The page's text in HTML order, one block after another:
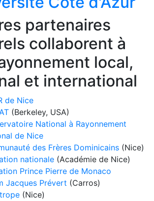
partenaires
collaborent à
local,
et international
de Nice
(Berkeley, USA)
National à Rayonnement
de Nice
des Frères Dominicains (Nice)
nationale (Académie de Nice)
Prince Pierre de Monaco
Jacques Prévert (Carros)
(Nice)